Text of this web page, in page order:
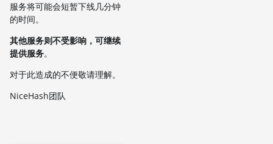
服务将可能会短暂下线几分钟
的时间。
其他服务则不受影响，可继续
提供服务。
对于此造成的不便敬请理解。
NiceHash团队